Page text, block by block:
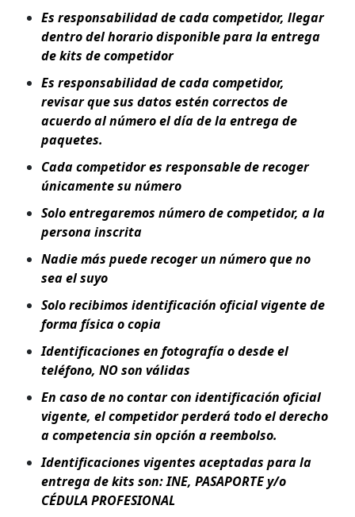
Es responsabilidad de cada competidor, llegar
dentro del horario disponible para la entrega
de kits de competidor
Es responsabilidad de cada competidor,
revisar que sus datos estén correctos de
acuerdo al número el día de la entrega de
paquetes.
Cada competidor es responsable de recoger
únicamente su número
Solo entregaremos número de competidor, a la
persona inscrita
Nadie más puede recoger un número que no
sea el suyo
Solo recibimos identificación oficial vigente de
forma física o copia
Identificaciones en fotografía o desde el
teléfono, NO son válidas
En caso de no contar con identificación oficial
vigente, el competidor perderá todo el derecho
a competencia sin opción a reembolso.
Identificaciones vigentes aceptadas para la
entrega de kits son: INE, PASAPORTE y/o
CÉDULA PROFESIONAL